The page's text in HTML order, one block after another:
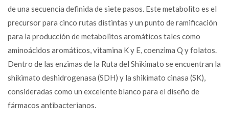
de una secuencia definida de siete pasos. Este metabolito es el
precursor para cinco rutas distintas y un punto de ramificación
para la producción de metabolitos aromáticos tales como
aminoácidos aromáticos, vitamina K y E, coenzima Q y folatos.
Dentro de las enzimas de la Ruta del Shikimato se encuentran la
shikimato deshidrogenasa (SDH) y la shikimato cinasa (SK),
consideradas como un excelente blanco para el diseño de
fármacos antibacterianos.